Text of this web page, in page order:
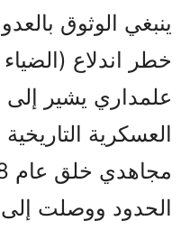
ينبغي الوثوق
علمداري يشير إلى
العسكرية
الحدود ووصلت